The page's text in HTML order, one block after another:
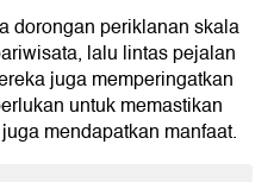
dorongan periklanan skala
lalu lintas pejalan
juga memperingatkan
untuk memastikan
mendapatkan manfaat.